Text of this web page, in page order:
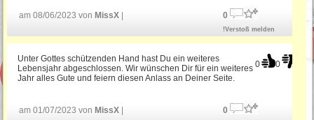
am 08/06/2023 von MissX 0
!Verstoß melden
0 0
Unter Gottes schützenden Hand hast Du ein weiteres
Lebensjahr abgeschlossen. Wir wünschen Dir für ein weiteres
Jahr alles Gute und feiern diesen Anlass an Deiner Seite.
am 01/07/2023 von MissX 0